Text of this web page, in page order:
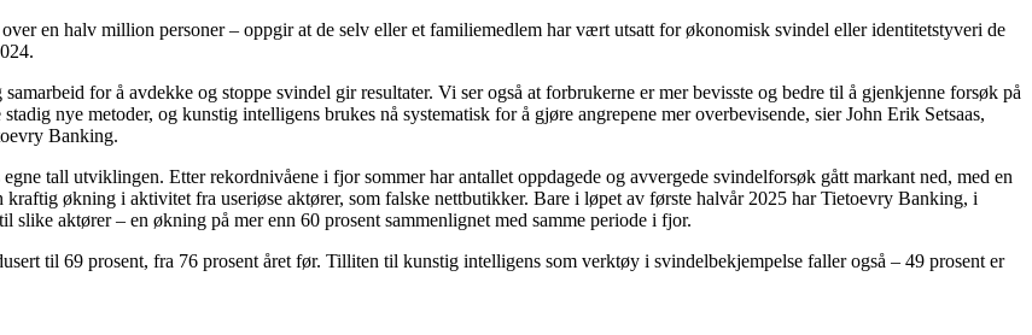
en halv million personer – oppgir at de selv eller et familiemedlem har vært utsatt for økonomisk svindel eller identitetstyveri de
for å avdekke og stoppe svindel gir resultater. Vi ser også at forbrukerne er mer bevisste og bedre til å gjenkjenne forsøk på
nye metoder, og kunstig intelligens brukes nå systematisk for å gjøre angrepene mer overbevisende, sier John Erik Setsaas,
Banking.
tall utviklingen. Etter rekordnivåene i fjor sommer har antallet oppdagede og avvergede svindelforsøk gått markant ned, med en
økning i aktivitet fra useriøse aktører, som falske nettbutikker. Bare i løpet av første halvår 2025 har Tietoevry Banking, i
aktører – en økning på mer enn 60 prosent sammenlignet med samme periode i fjor.
til 69 prosent, fra 76 prosent året før. Tilliten til kunstig intelligens som verktøy i svindelbekjempelse faller også – 49 prosent er